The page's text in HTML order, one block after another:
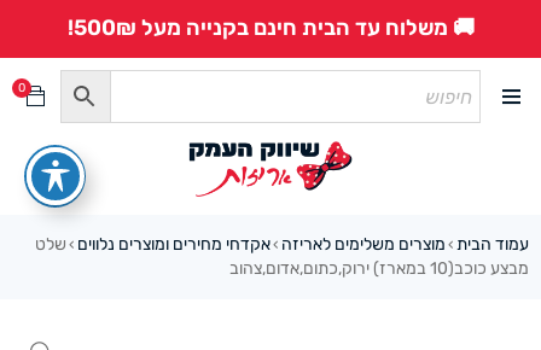
🚚 משלוח עד הבית חינם בקנייה מעל 500₪!
0
עמוד הבית › מוצרים משלימים לאריזה ›אקדחי מחירים ומוצרים נלווים › שלט
מבצע כוכב(10 במארז) ירוק,כתום,אדום,צהוב